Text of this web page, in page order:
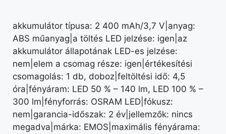
akkumulátor típusa: 2 400 mAh/3,7 V|anyag:
ABS műanyag|a töltés LED jelzése: igen|az
akkumulátor állapotának LED-es jelzése:
nem|elem a csomag része: igen|értékesítési
csomagolás: 1 db, doboz|feltöltési idő: 4,5
óra|fényáram: LED 50 % – 140 lm, LED 100 % –
300 lm|fényforrás: OSRAM LED|fókusz:
nem|garancia-időszak: 2 év|jellemzők: nincs
megadva|márka: EMOS|maximális fényárama: